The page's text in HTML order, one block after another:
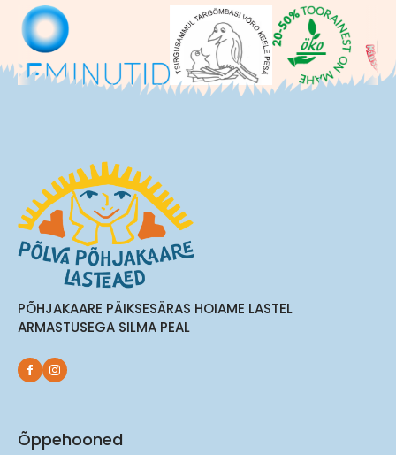
PÕHJAKAARE PÄIKSESÄRAS HOIAME LASTEL
ARMASTUSEGA SILMA PEAL
Õppehooned